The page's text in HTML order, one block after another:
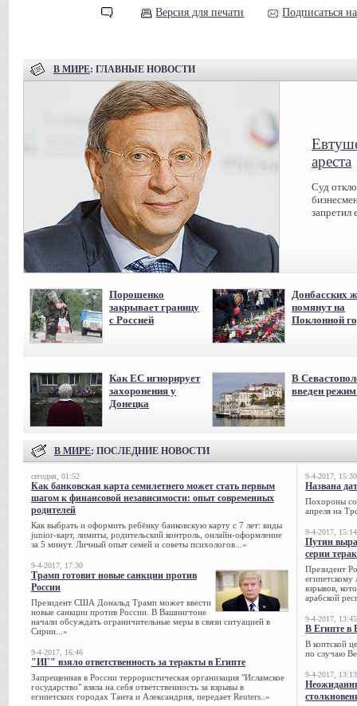
Версия для печати Подписаться
В МИРЕ: ГЛАВНЫЕ НОВОСТИ
ареста
Суд
запретил
Порошенко
закрывает границу
с Россией
Донбасских
помянут на
Поклонной
Как ЕС игнорирует
захоронения у
Донецка
В
введен
В МИРЕ: ПОСЛЕДНИЕ НОВОСТИ
сегодня, 01:52
Как банковская карта семилетнего может стать первым
шагом к финансовой независимости: опыт современных
родителей
Как выбрать и оформить ребёнку банковскую карту с 7 лет: виды
junior-карт, лимиты, родительский контроль, онлайн-оформление
за 5 минут. Личный опыт семей и советы психологов...»
9-4-2017, 17:30
Трамп готовит новые санкции против
России
Президент США Дональд Трамп может ввести
новые санкции против России. В Вашингтоне
начали обсуждать ограничительные меры в связи ситуацией в
Сирии...»
9-4-2017, 16:46
"ИГ" взяло ответственность за теракты в Египте
Запрещенная в России террористическая организация "Исламское
государство" взяла на себя ответственность за взрывы в
египетских городах Танта и Александрия, передает Reuters..»
9-4-2017, 15:30
Названа
Похороны
апреля на
9-4-2017, 15:14
Путин
серии
Президент
египетскому
взрывов,
арабской
9-4-2017, 13:45
В Египте в
В коптской
по случаю
9-4-2017, 13:13